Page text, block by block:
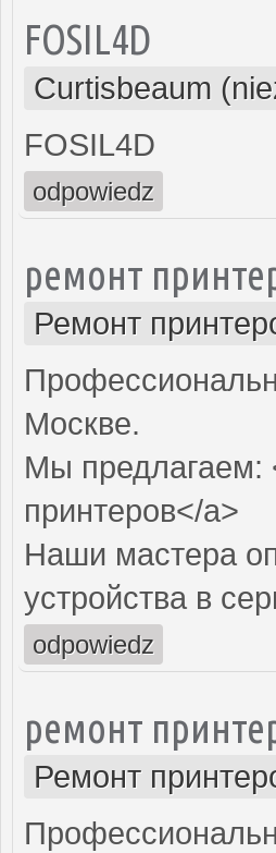
FOSIL4D
Curtisbeaum
FOSIL4D
odpowiedz
ремонт
Ремонт
Москве.
Мы предлагаем:
принтеров</a>
Наши мастера
устройства в
odpowiedz
ремонт
Ремонт